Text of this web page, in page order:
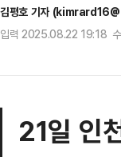
김평호 기자
입력 2025.08.22 19:18
21일 인